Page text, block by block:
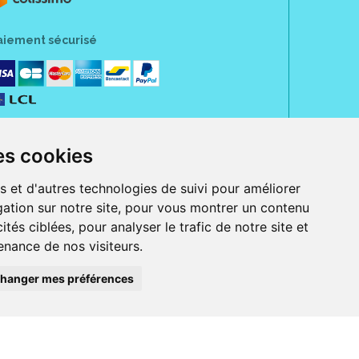
cookies
et d'autres technologies de suivi pour améliorer
sur notre site, pour vous montrer un contenu
ciblées, pour analyser le trafic de notre site et
de nos visiteurs.
mes préférences
sécurisé
Jeanne d' Harcourt, 80300 Albert.
ordonnance.
et iPod touch), ou sur Google Play (pour Androïd 5.0 ou version
Bancontact, PayPal.